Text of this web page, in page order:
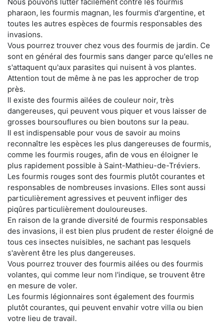
Nous pouvons lutter facilement contre les fourmis
pharaon, les fourmis magnan, les fourmis d'argentine, et
toutes les autres espèces de fourmis responsables des
invasions.
Vous pourrez trouver chez vous des fourmis de jardin. Ce
sont en général des fourmis sans danger parce qu'elles ne
s'attaquent qu'aux parasites qui nuisent à vos plantes.
Attention tout de même à ne pas les approcher de trop
près.
Il existe des fourmis ailées de couleur noir, très
dangereuses, qui peuvent vous piquer et vous laisser de
grosses boursouflures ou bien boutons sur la peau.
Il est indispensable pour vous de savoir au moins
reconnaître les espèces les plus dangereuses de fourmis,
comme les fourmis rouges, afin de vous en éloigner le
plus rapidement possible à Saint-Mathieu-de-Tréviers.
Les fourmis rouges sont des fourmis plutôt courantes et
responsables de nombreuses invasions. Elles sont aussi
particulièrement agressives et peuvent infliger des
piqûres particulièrement douloureuses.
En raison de la grande diversité de fourmis responsables
des invasions, il est bien plus prudent de rester éloigné de
tous ces insectes nuisibles, ne sachant pas lesquels
s'avèrent être les plus dangereuses.
Vous pourrez trouver des fourmis ailées ou des fourmis
volantes, qui comme leur nom l'indique, se trouvent être
en mesure de voler.
Les fourmis légionnaires sont également des fourmis
plutôt courantes, qui peuvent envahir votre villa ou bien
votre lieu de travail.